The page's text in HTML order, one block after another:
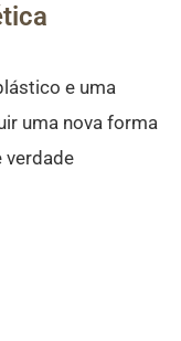
e uma
uma nova forma
verdade